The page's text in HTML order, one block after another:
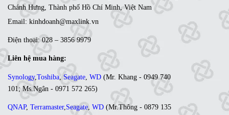
Chánh Hưng, Thành phố Hồ Chí Minh, Việt Nam
Email: kinhdoanh@maxlink.vn
Điện thoại: 028 – 3856 9979
Liên hệ mua hàng:
Synology, Toshiba, Seagate WD (Mr. Khang - 0949 740
101; Ms.Ngân - 0971 572 265)
QNAP, Terramaster,Seagate, WD (Mr.Thông - 0879 135